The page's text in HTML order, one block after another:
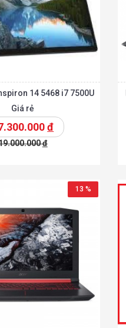
14 5468 i7 7500U
Giá rẻ
đ
đ
13 %